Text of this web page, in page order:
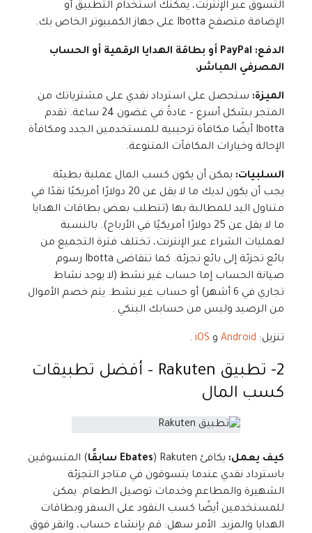
التسوق عبر الإنترنت، يمكنك استخدام التطبيق أو
الإضافة متصفح Ibotta على جهاز الكمبيوتر الخاص بك.
الدفع: PayPal أو بطاقة الهدايا الرقمية أو الحساب
المصرفي المباشر.
الميزة: ستحصل على استرداد نقدي على مشترياتك من
المتجر بشكل أسرع – عادةً في غضون 24 ساعة. تقدم
Ibotta أيضًا مكافأة ترحيبية للمستخدمين الجدد ومكافأة
الإحالة وخيارات المكافآت المتنوعة.
السلبيات: يمكن أن يكون كسب المال عملية بطيئة.
يجب أن يكون لديك ما لا يقل عن 20 دولارًا أمريكيًا نقدًا في
متناول اليد للمطالبة بها (تتطلب بعض بطاقات الهدايا
ما لا يقل عن 25 دولارًا أمريكيًا في الأرباح). بالنسبة
لعمليات الشراء عبر الإنترنت، تختلف فترة التجميع من
بائع تجزئة إلى بائع تجزئة. كما تتقاضى Ibotta رسوم
صيانة الحساب إما حساب غير نشط (لا يوجد نشاط
تجاري في 6 أشهر) أو حساب غير نشط. يتم خصم الأموال
من الرصيد وليس من حسابك البنكي .
تنزيل: Android و iOS
.
2- تطبيق
Rakuten – أفضل تطبيقات
كسب المال
كيف يعمل: يكافئ Rakuten ( Ebates سابقًا
) المتسوقين
باسترداد نقدي عندما يتسوقون في متاجر التجزئة
الشهيرة والمطاعم وخدمات توصيل الطعام. يمكن
للمستخدمين أيضًا كسب النقود على السفر وبطاقات
الهدايا والمزيد. الأمر سهل: قم بإنشاء حساب، وانقر فوق